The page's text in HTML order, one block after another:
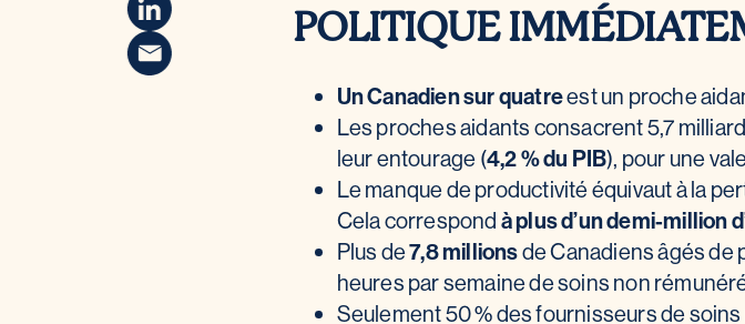
POLITIQUE
Un Canadien sur quatreest un proche
Les proches aidants consacrent 5,7
leur entourage (4,2 % du PIB), pour une
Le manque de productivité équivaut à la
Cela correspond à plus d’un demi-million
Plus de7,8 millionsde Canadiens âgés de
heures par semaine de soins non
Seulement 50 % des fournisseurs de